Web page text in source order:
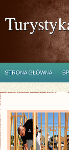
STRONA GŁÓWNA